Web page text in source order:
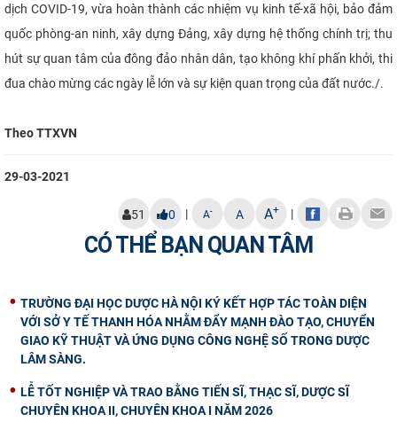
dịch COVID-19, vừa hoàn thành các nhiệm vụ kinh tế-xã hội, bảo đảm
quốc phòng-an ninh, xây dựng Đảng, xây dựng hệ thống chính trị; thu
hút sự quan tâm của đông đảo nhân dân, tạo không khí phấn khởi, thi
đua chào mừng các ngày lễ lớn và sự kiện quan trọng của đất nước./.
Theo TTXVN
29-03-2021
51 0 | A- A A+ |
CÓ THỂ BẠN QUAN TÂM
TRƯỜNG ĐẠI HỌC DƯỢC HÀ NỘI KÝ KẾT HỢP TÁC TOÀN DIỆN
VỚI SỞ Y TẾ THANH HÓA NHẰM ĐẨY MẠNH ĐÀO TẠO, CHUYỂN
GIAO KỸ THUẬT VÀ ỨNG DỤNG CÔNG NGHỆ SỐ TRONG DƯỢC
LÂM SÀNG.
LỄ TỐT NGHIỆP VÀ TRAO BẰNG TIẾN SĨ, THẠC SĨ, DƯỢC SĨ
CHUYÊN KHOA II, CHUYÊN KHOA I NĂM 2026